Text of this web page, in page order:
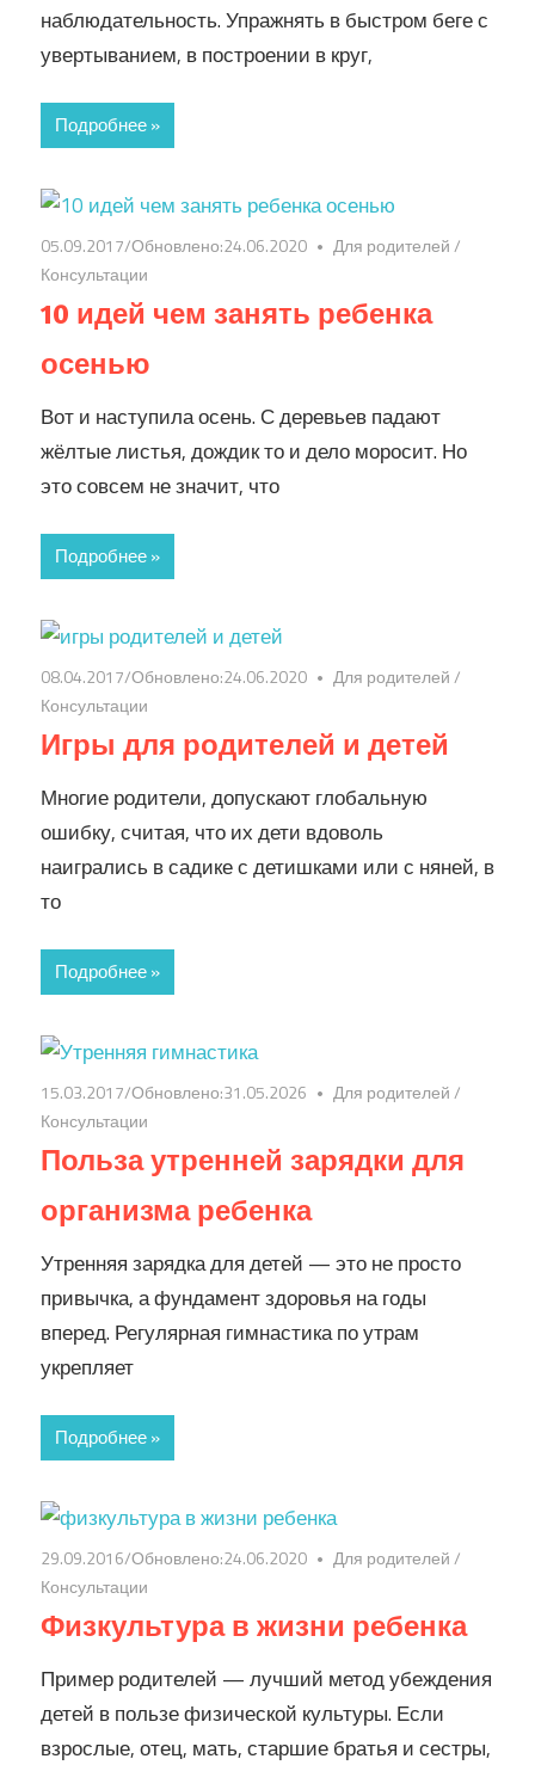
наблюдательность. Упражнять в быстром беге с
увертыванием, в построении в круг,
Подробнее »
05.09.2017/Обновлено:24.06.2020 Для родителей/
Консультации
10 идей чем занять ребенка
осенью
Вот и наступила осень. С деревьев падают
жёлтые листья, дождик то и дело моросит. Но
это совсем не значит, что
Подробнее »
08.04.2017/Обновлено:24.06.2020 Для родителей/
Консультации
Игры для родителей и детей
Многие родители, допускают глобальную
ошибку, считая, что их дети вдоволь
наигрались в садике с детишками или с няней, в
то
Подробнее »
15.03.2017/Обновлено:31.05.2026 Для родителей/
Консультации
Польза утренней зарядки для
организма ребенка
Утренняя зарядка для детей — это не просто
привычка, а фундамент здоровья на годы
вперед. Регулярная гимнастика по утрам
укрепляет
Подробнее »
29.09.2016/Обновлено:24.06.2020 Для родителей/
Консультации
Физкультура в жизни ребенка
Пример родителей — лучший метод убеждения
детей в пользе физической культуры. Если
взрослые, отец, мать, старшие братья и сестры,